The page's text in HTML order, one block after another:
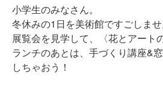
小学生のみなさん。
冬休みの1日を美術館ですごしませ
展覧会を見学して、〈花とアート
ランチのあとは、手づくり講座&
しちゃおう！